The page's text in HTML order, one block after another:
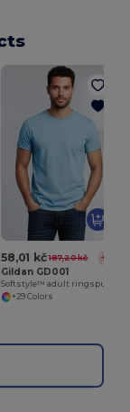
58,01 kč 187,20 kč -69%
Gildan GD001
+29 Colors